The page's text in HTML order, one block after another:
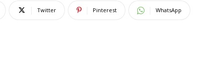
Twitter Pinterest WhatsApp